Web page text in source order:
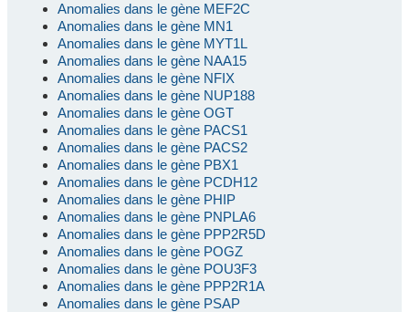
Anomalies dans le gène MEF2C
Anomalies dans le gène MN1
Anomalies dans le gène MYT1L
Anomalies dans le gène NAA15
Anomalies dans le gène NFIX
Anomalies dans le gène NUP188
Anomalies dans le gène OGT
Anomalies dans le gène PACS1
Anomalies dans le gène PACS2
Anomalies dans le gène PBX1
Anomalies dans le gène PCDH12
Anomalies dans le gène PHIP
Anomalies dans le gène PNPLA6
Anomalies dans le gène PPP2R5D
Anomalies dans le gène POGZ
Anomalies dans le gène POU3F3
Anomalies dans le gène PPP2R1A
Anomalies dans le gène PSAP